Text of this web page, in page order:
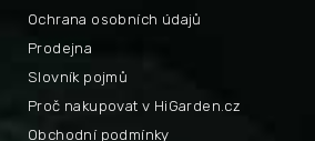
Proč nakupovat v HiGarden.cz
Obchodní podmínky
Ochrana osobních údajů
Prodejna
Slovník pojmů